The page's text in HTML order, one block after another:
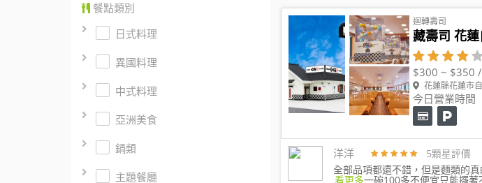
餐點類別
日式料理
異國料理
中式料理
亞洲美食
鍋類
主題餐廳
迴轉壽司
藏壽司 花
$300 ~ $350
花蓮縣花蓮市
今日營業時間
洋洋 5顆星評價
全部品項都還不錯，但是麵類的
一碗100多不便宜只能擺著
看更多